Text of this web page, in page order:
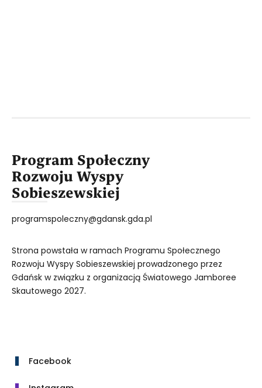
Program Społeczny
Rozwoju Wyspy
Sobieszewskiej
programspoleczny@gdansk.gda.pl
Strona powstała w ramach Programu Społecznego
Rozwoju Wyspy Sobieszewskiej prowadzonego przez
Gdańsk w związku z organizacją Światowego Jamboree
Skautowego 2027.
Facebook